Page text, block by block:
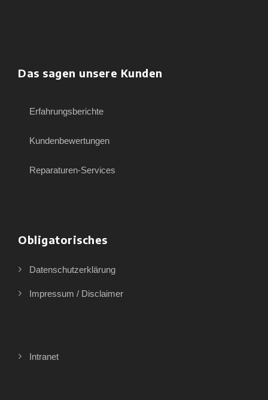
Das sagen unsere Kunden
Erfahrungsberichte
Kundenbewertungen
Reparaturen-Services
Obligatorisches
Datenschutzerklärung
Impressum / Disclaimer
Intranet